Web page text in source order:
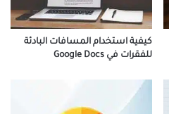
كيفية استخدام المسافات البادئة
للفقرات في Google Docs